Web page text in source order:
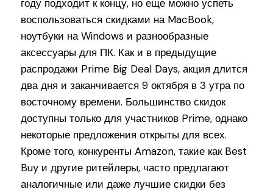
году подходит к концу, но еще можно успеть
воспользоваться скидками на MacBook,
ноутбуки на Windows и разнообразные
аксессуары для ПК. Как и в предыдущие
распродажи Prime Big Deal Days, акция длится
два дня и заканчивается 9 октября в 3 утра по
восточному времени. Большинство скидок
доступны только для участников Prime, однако
некоторые предложения открыты для всех.
Кроме того, конкуренты Amazon, такие как Best
Buy и другие ритейлеры, часто предлагают
аналогичные или даже лучшие скидки без